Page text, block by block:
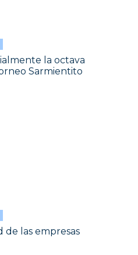
la octava
Sarmientito
de las empresas